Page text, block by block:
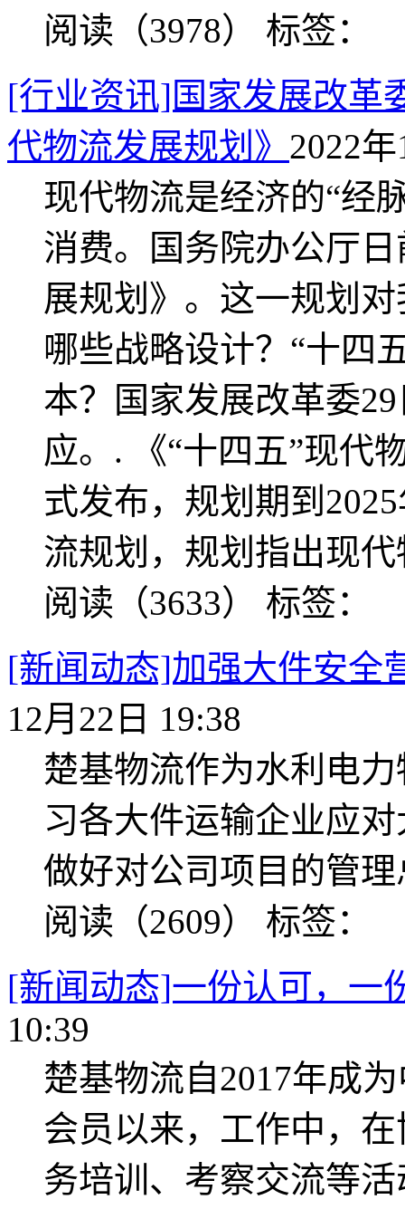
阅读（3978） 标签：
[行业资讯]国家发展改革
代物流发展规划》 2022
现代物流是经济的“经
消费。国务院办公厅
展规划》。这一规划
哪些战略设计？“十四
本？国家发展改革委
应。. 《“十四五”现代
式发布，规划期到
流规划，规划指出现
阅读（3633） 标签：
[新闻动态]加强大件安全
12月22日 19:38
楚基物流作为水利电
习各大件运输企业应
做好对公司项目的管理
阅读（2609） 标签：
[新闻动态]一份认可，一
10:39
楚基物流自2017年成
会员以来，工作中，
务培训、考察交流等